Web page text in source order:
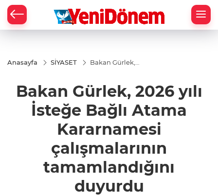
Anasayfa SİYASET
Bakan Gürlek,
Kararnamesi
çalışmalarının
tamamlandığını
duyurdu
Bakan Gürlek, 2026 yılı
İsteğe Bağlı Atama
Kararnamesi
çalışmalarının
tamamlandığını
duyurdu